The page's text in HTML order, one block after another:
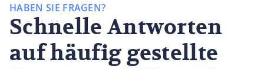
HABEN SIE FRAGEN?
Schnelle Antworten
auf häufig gestellte